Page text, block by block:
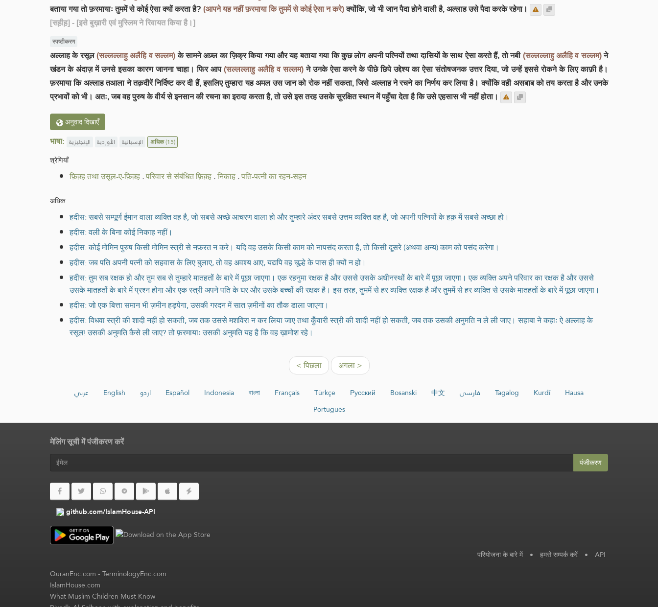
बताया गया तो फ़रमायाः तुममें से कोई ऐसा क्यों करता है? (आपने यह नहीं फ़रमाया कि तुममें से कोई ऐसा न करे)क्योंकि, जो भी जान पैदा होने वाली है, अल्लाह उसे पैदा करके रहेगा।
[सह़ीह़] - [इसे बुख़ारी एवं मुस्लिम ने रिवायत किया है।]
स्पष्टीकरण
अल्लाह के रसूल(सल्लल्लाहु अलैहि व सल्लम) के सामने अज़्ल का ज़िक्र किया गया और यह बताया गया कि कुछ लोग अपनी पत्नियों तथा दासियों के साथ ऐसा करते हैं, तो नबी (सल्लल्लाहु अलैहि व सल्लम)ने
खंडन के अंदाज़ में उनसे इसका कारण जानना चाहा। फिर आप (सल्लल्लाहु अलैहि व सल्लम)ने उनके ऐसा करने के पीछे छिपे उद्देश्य का ऐसा संतोषजनक उत्तर दिया, जो उन्हें इससे रोकने के लिए काफ़ी है।
फ़रमाया कि अल्लाह तआला ने तक़दीरें निर्दिष्ट कर दी हैं, इसलिए तुम्हारा यह अमल उस जान को रोक नहीं सकता, जिसे अल्लाह ने रचने का निर्णय कर लिया है। क्योंकि वही असबाब को तय करता है और उनके
प्रभावों को भी। अतः, जब वह पुरुष के वीर्य से इनसान की रचना का इरादा करता है, तो उसे इस तरह उसके सुरक्षित स्थान में पहुँचा देता है कि उसे एहसास भी नहीं होता।
अनुवाद दिखाएँ
भाषा: الإنجليزية الأوردية الإسبانية अधिक(15)
श्रेणियाँ
फ़िक़्ह तथा उसूल-ए-फ़िक़्ह.परिवार से संबंधित फ़िक़्ह.निकाह.पति-पत्नी का रहन-सहन
अधिक
हदीस: सबसे सम्पूर्ण ईमान वाला व्यक्ति वह है, जो सबसे अच्छे आचरण वाला हो और तुम्हारे अंदर सबसे उत्तम व्यक्ति वह है, जो अपनी पत्नियों के हक़ में सबसे अच्छा हो।
हदीस: वली के बिना कोई निकाह नहीं।
हदीस: कोई मोमिन पुरुष किसी मोमिन स्त्री से नफ़रत न करे। यदि वह उसके किसी काम को नापसंद करता है, तो किसी दूसरे (अथवा अन्य) काम को पसंद करेगा।
हदीस: जब पति अपनी पत्नी को सहवास के लिए बुलाए, तो वह अवश्य आए, यद्यपि वह चूल्हे के पास ही क्यों न हो।
हदीस: तुम सब रक्षक हो और तुम सब से तुम्हारे मातहतों के बारे में पूछा जाएगा। एक रहनुमा रक्षक है और उससे उसके अधीनस्थों के बारे में पूछा जाएगा। एक व्यक्ति अपने परिवार का रक्षक है और उससे
उसके मातहतों के बारे में प्रश्न होगा और एक स्त्री अपने पति के घर और उसके बच्चों की रक्षक है। इस तरह, तुममें से हर व्यक्ति रक्षक है और तुममें से हर व्यक्ति से उसके मातहतों के बारे में पूछा जाएगा।
हदीस: जो एक बित्ता समान भी ज़मीन हड़पेगा, उसकी गरदन में सात ज़मीनों का तौक डाला जाएगा।
हदीस: विधवा स्त्री की शादी नहीं हो सकती, जब तक उससे मशविरा न कर लिया जाए तथा कुँवारी स्त्री की शादी नहीं हो सकती, जब तक उसकी अनुमति न ले ली जाए। सहाबा ने कहाः ऐ अल्लाह के
रसूल! उसकी अनुमति कैसे ली जाए? तो फ़रमायाः उसकी अनुमति यह है कि वह ख़ामोश रहे।
< पिछला अगला >
عربي English اردو Español Indonesia বাংলা Français Türkçe Русский Bosanski 中文 فارسی Tagalog Kurdî
Hausa
Português
मेलिंग सूची में पंजीकरण करें
पंजीकरण
github.com/IslamHouse-API
परियोजना के बारे में • हमसे सम्पर्क करें • API
QuranEnc.com-TerminologyEnc.com
IslamHouse.com
What Muslim Children Must Know